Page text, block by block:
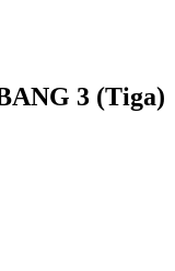
3 (Tiga)